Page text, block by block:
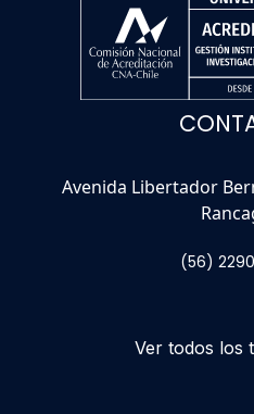
Avenida Libertador
(56)
Ver todos los